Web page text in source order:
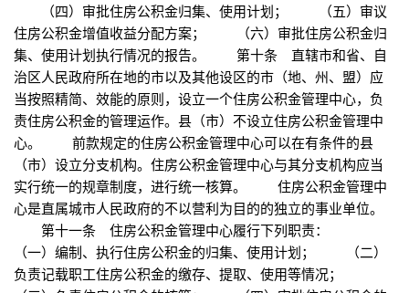
（四）审批住房公积金归集、使用计划； （五）审议
住房公积金增值收益分配方案； （六）审批住房公积金归
集、使用计划执行情况的报告。 第十条 直辖市和省、自
治区人民政府所在地的市以及其他设区的市（地、州、盟）应
当按照精简、效能的原则，设立一个住房公积金管理中心，负
责住房公积金的管理运作。县（市）不设立住房公积金管理中
心。 前款规定的住房公积金管理中心可以在有条件的县
（市）设立分支机构。住房公积金管理中心与其分支机构应当
实行统一的规章制度，进行统一核算。 住房公积金管理中
心是直属城市人民政府的不以营利为目的的独立的事业单位。
第十一条 住房公积金管理中心履行下列职责：
（一）编制、执行住房公积金的归集、使用计划； （二）
负责记载职工住房公积金的缴存、提取、使用等情况；